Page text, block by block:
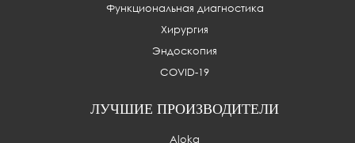
Функциональная диагностика
Хирургия
Эндоскопия
COVID-19
ЛУЧШИЕ ПРОИЗВОДИТЕЛИ
Aloka